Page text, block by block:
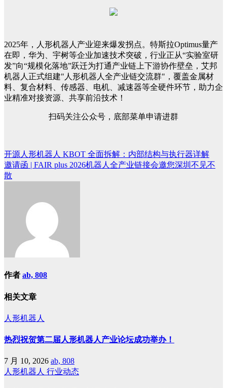
2025年，人形机器人产业迎来爆发拐点。特斯拉Optimus量产
在即，华为、宇树等企业加速技术突破，行业正从“实验室研
发”向“规模化落地”跃迁为打通产业链上下游协作壁垒，艾邦
机器人正式组建"人形机器人全产业链交流群"，覆盖金属材
料、复合材料、传感器、电机、减速器等全硬件环节，助力企
业精准对接资源、共享前沿技术！
扫码关注公众号，底部菜单申请进群
文
章
开源人形机器人 KBOT 全面拆解：内部结构与执行器详解
邀请函 | FAIR plus 2026机器人全产业链接会邀您深圳不见不
散
作者 ab, 808
相关文章
人形机器人
热烈祝贺第二届人形机器人产业论坛成功举办！
7 月 10, 2026 ab, 808
人形机器人 行业动态